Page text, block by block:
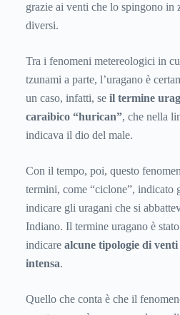
grazie ai venti che lo spingono in
diversi.
Tra i fenomeni metereologici in
tzunami a parte, l’uragano è
un caso, infatti, se il termine
caraibico “hurican”, che nella
indicava il dio del male.
Con il tempo, poi, questo
termini, come “ciclone”, indicato
indicare gli uragani che si
Indiano. Il termine uragano è
indicare alcune tipologie di
intensa.
Quello che conta è che il